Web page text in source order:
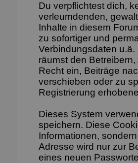
Du verpflichtest dich,
verleumdenden,
Inhalte in diesem
zu sofortiger und
Verbindungsdaten
räumst den
Recht ein, Beiträge
verschieben oder zu
Registrierung
Dieses System
speichern. Diese
Informationen,
Adresse wird nur zur
eines neuen